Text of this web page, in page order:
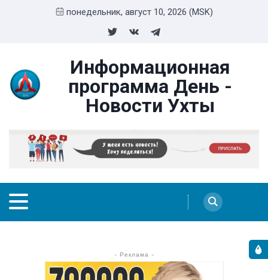
понедельник, август 10, 2026 (MSK)
Информационная
программа День -
Новости Ухты
- Реклама -